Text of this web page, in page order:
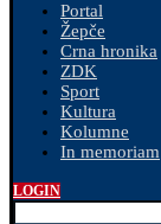
Portal
Žepče
Crna hronika
ZDK
Sport
Kultura
Kolumne
In memoriam
LOGIN